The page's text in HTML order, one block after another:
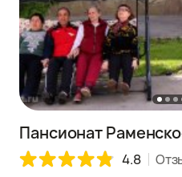
Пансионат
4.8